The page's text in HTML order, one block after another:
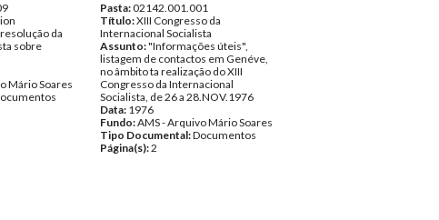
da
sobre
Mário Soares
Pasta:02142.001.001
Título:XIII Congresso da
Internacional Socialista
Assunto:"Informações úteis",
listagem de contactos em Genéve,
no âmbito ta realização do XIII
Congresso da Internacional
Socialista, de 26 a 28.NOV.1976
Data: 1976
Fundo:AMS - Arquivo Mário Soares
Tipo Documental:Documentos
Página(s):2